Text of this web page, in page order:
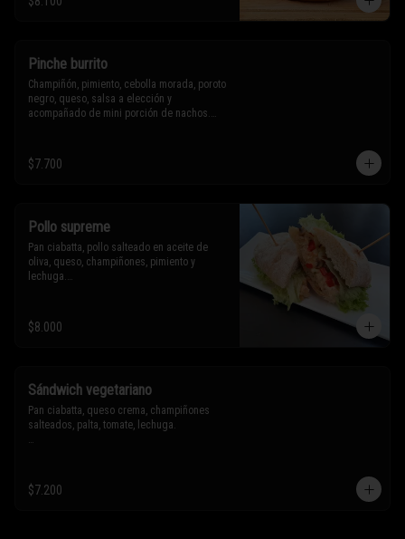
Sólo puedes solicitar eliminar un
Pinche burrito
Champiñón, pimiento, cebolla morada, poroto
negro, queso, salsa a elección y
acompañado de mini porción de nachos.
* Los ingredientes no son intercambiables.
$7.700
Pollo supreme
Pan ciabatta, pollo salteado en aceite de
oliva, queso, champiñones, pimiento y
lechuga.
* Los ingredientes no son intercambiables.
Sólo puedes solicitar eliminar un
$8.000
Sándwich vegetariano
Pan ciabatta, queso crema, champiñones
salteados, palta, tomate, lechuga.
ingrediente.
$7.200